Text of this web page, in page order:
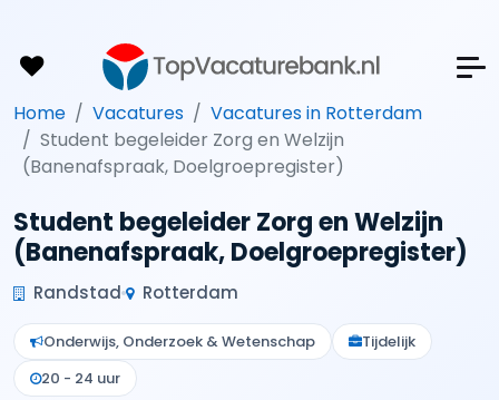
Home Vacatures
Vacatures in Rotterdam
Student begeleider Zorg en Welzijn
(Banenafspraak, Doelgroepregister)
Student begeleider Zorg en Welzijn
(Banenafspraak, Doelgroepregister)
Randstad Rotterdam
Onderwijs, Onderzoek & Wetenschap
Tijdelijk
20 - 24 uur